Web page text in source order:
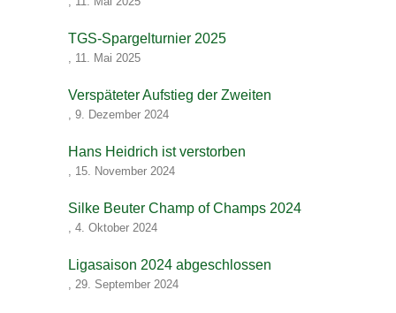
TGS-Spargelturnier 2025
, 11. Mai 2025
Verspäteter Aufstieg der Zweiten
, 9. Dezember 2024
Hans Heidrich ist verstorben
, 15. November 2024
Silke Beuter Champ of Champs 2024
, 4. Oktober 2024
Ligasaison 2024 abgeschlossen
, 29. September 2024